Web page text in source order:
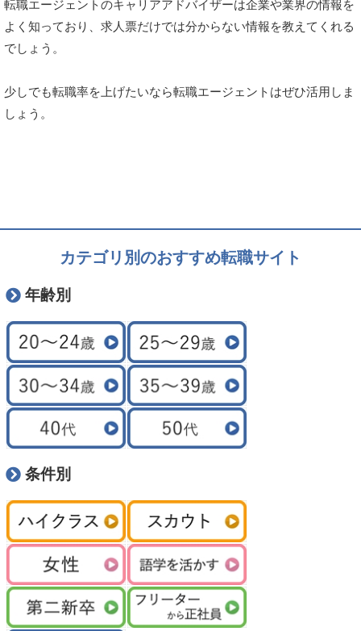
転職エージェントのキャリアアドバイザーは企業や業界の情報を
よく知っており、求人票だけでは分からない情報を教えてくれる
でしょう。
少しでも転職率を上げたいなら転職エージェントはぜひ活用しま
しょう。
カテゴリ別のおすすめ転職サイト
年齢別
条件別